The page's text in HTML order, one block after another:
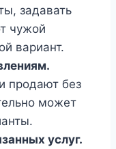
задавать
чужой
вариант.
продают без
может
услуг.